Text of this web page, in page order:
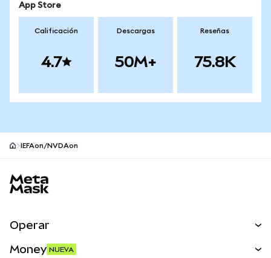
App Store
Calificación
4.7
Descargas
50M+
Reseñas
75.8K
IEFAon/NVDAon
Operar
Money NUEVA